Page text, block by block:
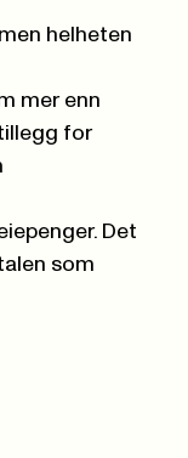
helheten
mer enn
for
Det
som